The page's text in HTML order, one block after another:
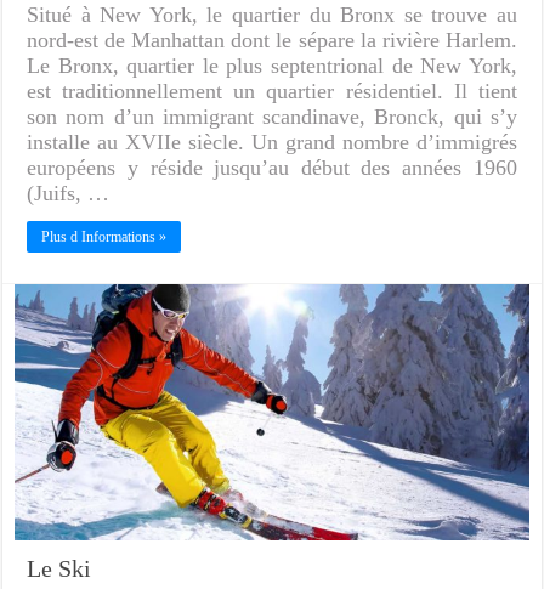
Situé à New York, le quartier du Bronx se trouve au
nord-est de Manhattan dont le sépare la rivière Harlem.
Le Bronx, quartier le plus septentrional de New York,
est traditionnellement un quartier résidentiel. Il tient
son nom d’un immigrant scandinave, Bronck, qui s’y
installe au XVIIe siècle. Un grand nombre d’immigrés
européens y réside jusqu’au début des années 1960
(Juifs, …
Plus d Informations »
Le Ski